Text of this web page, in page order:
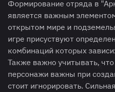
Формирование отряда в
является важным
открытом мире и
игре присуствуют
комбинаций которых
Также важно учитывать,
персонажи важны при
стоит игнорировать.